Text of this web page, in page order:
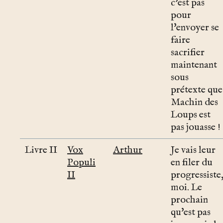
c'est pas
pour
l'envoyer se
faire
sacrifier
maintenant
sous
prétexte que
Machin des
Loups est
pas jouasse !
Livre II
Vox
Populi
II
Arthur
Je vais leur
en filer du
progressiste,
moi. Le
prochain
qu'est pas